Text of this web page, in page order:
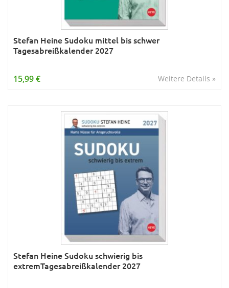
Stefan Heine Sudoku mittel bis schwer
Tagesabreißkalender 2027
Weitere Details »
15,99 €
Stefan Heine Sudoku schwierig bis
extremTagesabreißkalender 2027